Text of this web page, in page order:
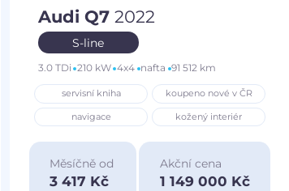
Audi Q7 2022
S-line
3.0 TDi 210 kW 4x4 nafta 91 512 km
servisní kniha koupeno nové v ČR
navigace kožený interiér
Měsíčně od
3 417 Kč
Akční cena
1 149 000 Kč